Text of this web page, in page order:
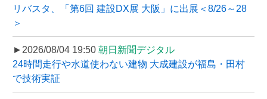
リバスタ、「第6回 建設DX展 大阪」に出展＜8/26～28
＞
►2026/08/04 19:50 朝日新聞デジタル
24時間走行や水道使わない建物 大成建設が福島・田村
で技術実証